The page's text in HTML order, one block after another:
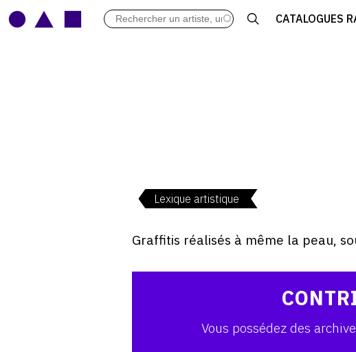
CATALOGUES
ARCHIVES DES EXPOSITIONS
Lexique artistique
Graffitis réalisés à même la peau,
Vous possédez des